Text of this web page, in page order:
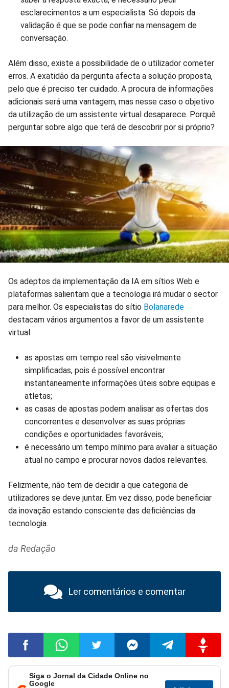
esclarecimentos a um especialista. Só depois da
validação é que se pode confiar na mensagem de
conversação.
Além disso, existe a possibilidade de o utilizador cometer
erros. A exatidão da pergunta afecta a solução proposta,
pelo que é preciso ter cuidado. A procura de informações
adicionais será uma vantagem, mas nesse caso o objetivo
da utilização de um assistente virtual desaparece. Porquê
perguntar sobre algo que terá de descobrir por si próprio?
Os adeptos da implementação da IA em sítios Web e
plataformas salientam que a tecnologia irá mudar o sector
para melhor. Os especialistas do sítio Bolanarede
destacam vários argumentos a favor de um assistente
virtual:
as apostas em tempo real são visivelmente
simplificadas, pois é possível encontrar
instantaneamente informações úteis sobre equipas e
atletas;
as casas de apostas podem analisar as ofertas dos
concorrentes e desenvolver as suas próprias
condições e oportunidades favoráveis;
é necessário um tempo mínimo para avaliar a situação
atual no campo e procurar novos dados relevantes.
Felizmente, não tem de decidir a que categoria de
utilizadores se deve juntar. Em vez disso, pode beneficiar
da inovação estando consciente das deficiências da
tecnologia.
da Redação
Ler comentários e comentar
CompartilharCompartilharCompartilharCompartilharCompartilhar
Siga o Jornal da Cidade Online no
Google